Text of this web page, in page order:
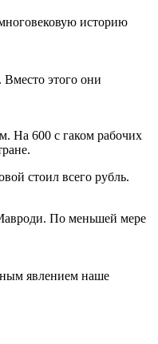
историю
этого они
На 600 с гаком рабочих
стоил всего рубль.
По меньшей мере
явлением наше